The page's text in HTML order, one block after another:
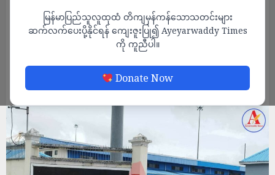
မြန်မာပြည်သူလူထုထံ တိကျမှန်ကန်သောသတင်းများ
ဆက်လက်ပေးပို့နိုင်ရန် ကျေးဇူးပြု၍ Ayeyarwaddy Times
ကို ကူညီပါ။
Donate Now
စီးပွားရေး သတင်း
စစ်ကော်မရှင်က နယ်စပ်ကုန်သွယ်ရေးကို
ပိတ်ဆို့ထားပြီး လေကြောင်း၊ ရေကြောင်းမှသာ
အခွန်ပေးဆောင်၍ တင်သွင်းခိုင်းနေ
ADMIN AUGUST 27, 2025